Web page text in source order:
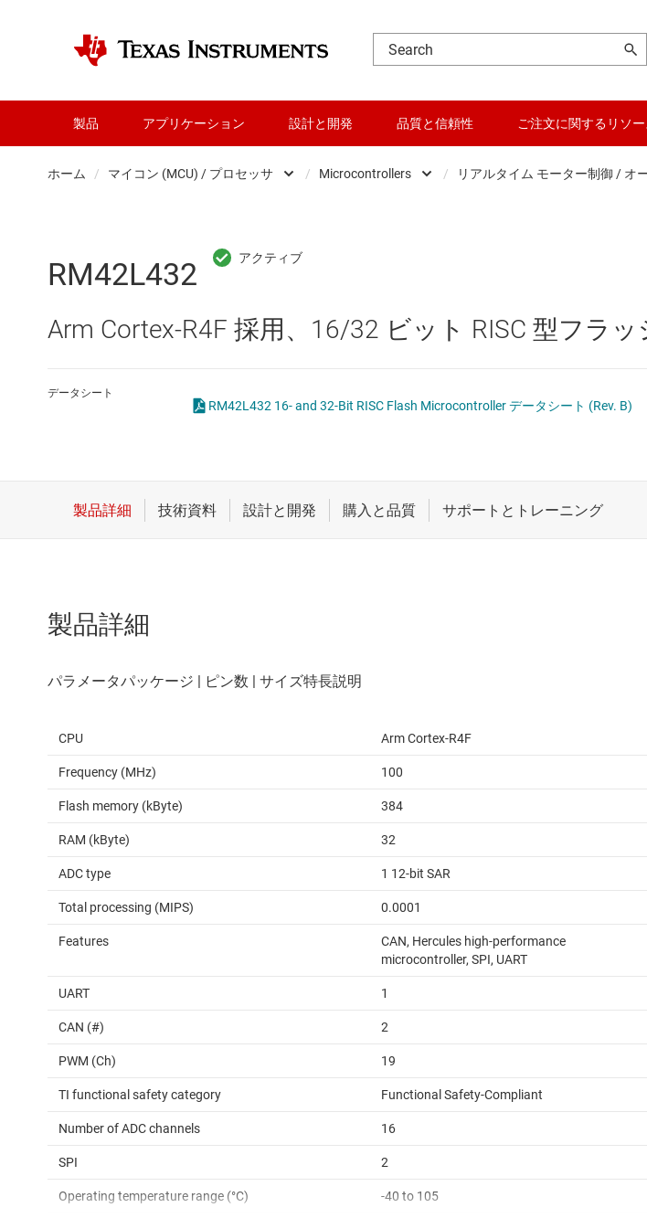
製品 アプリケーション 設計と開発 品質と信頼性 ご注文に関するリソー
ホーム / マイコン (MCU) / プロセッサ
RF とマイクロ波
インターフェイス
クロックとタイミング
マイコン (MCU) / プ
ロジックと電圧変換
/ Microcontrollers / リアルタイム モーター制御 / オ
リアルタイム モ
車載マイコン
RM42L432
Arm Cortex-R4F 採用、16/32 ビット RISC 型フラッ
データシート
RM42L432 16- and 32-Bit RISC Flash Microcontroller データシート (Rev. B)
製品詳細
CPU Arm Cortex-R4F
Frequency (MHz) 100
Flash memory (kByte) 384
RAM (kByte) 32
ADC type 1 12-bit SAR
Total processing (MIPS) 0.0001
Features
CAN, Hercules high-performance
microcontroller, SPI, UART
UART 1
CAN (#) 2
PWM (Ch) 19
TI functional safety category Functional Safety-Compliant
Number of ADC channels 16
SPI 2
Operating temperature range (°C) -40 to 105